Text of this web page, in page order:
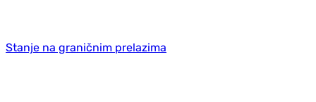
Stanje na graničnim prelazima